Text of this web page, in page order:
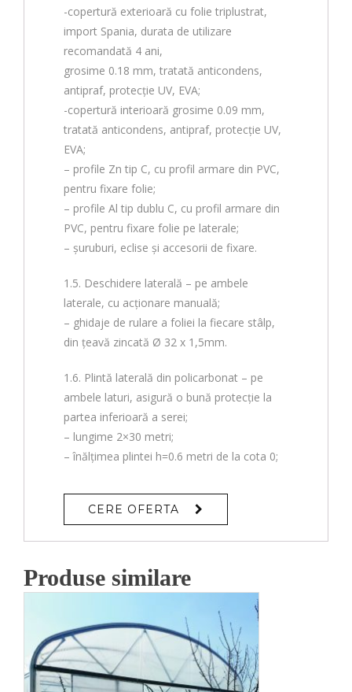
-copertură exterioară cu folie triplustrat,
import Spania, durata de utilizare
recomandată 4 ani,
grosime 0.18 mm, tratată anticondens,
antipraf, protecție UV, EVA;
-copertură interioară grosime 0.09 mm,
tratată anticondens, antipraf, protecție UV,
EVA;
– profile Zn tip C, cu profil armare din PVC,
pentru fixare folie;
– profile Al tip dublu C, cu profil armare din
PVC, pentru fixare folie pe laterale;
– șuruburi, eclise și accesorii de fixare.
1.5. Deschidere laterală – pe ambele
laterale, cu acționare manuală;
– ghidaje de rulare a foliei la fiecare stâlp,
din țeavă zincată Ø 32 x 1,5mm.
1.6. Plintă laterală din policarbonat – pe
ambele laturi, asigură o bună protecție la
partea inferioară a serei;
– lungime 2×30 metri;
– înălțimea plintei h=0.6 metri de la cota 0;
CERE OFERTA
Produse similare